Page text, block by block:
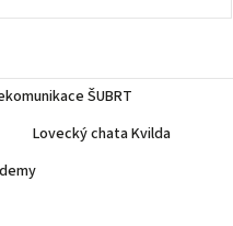
ŠUBRT
Lovecký chata Kvilda